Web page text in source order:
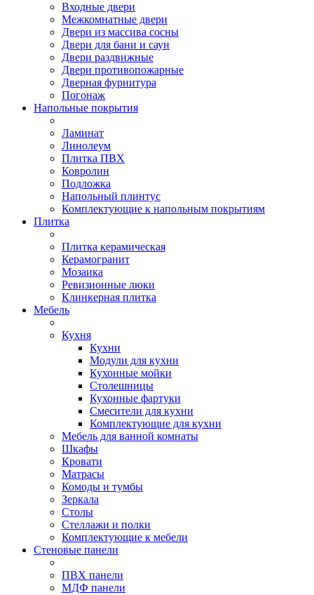
Входные двери
Межкомнатные двери
Двери из массива сосны
Двери для бани и саун
Двери раздвижные
Двери противопожарные
Дверная фурнитура
Погонаж
Напольные покрытия
Ламинат
Линолеум
Плитка ПВХ
Ковролин
Подложка
Напольный плинтус
Комплектующие к напольным покрытиям
Плитка
Плитка керамическая
Керамогранит
Мозаика
Ревизионные люки
Клинкерная плитка
Мебель
Кухня
Кухни
Модули для кухни
Кухонные мойки
Столешницы
Кухонные фартуки
Смесители для кухни
Комплектующие для кухни
Мебель для ванной комнаты
Шкафы
Кровати
Матрасы
Комоды и тумбы
Зеркала
Столы
Стеллажи и полки
Комплектующие к мебели
Стеновые панели
ПВХ панели
МДФ панели